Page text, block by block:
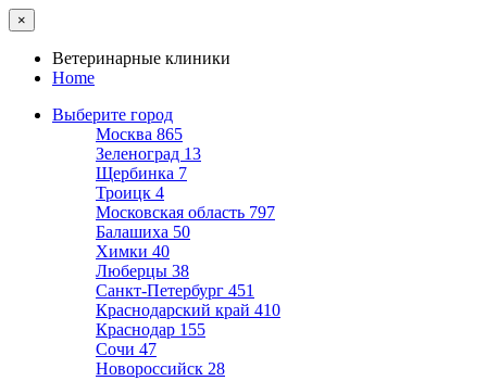
×
Ветеринарные клиники
Home
Выберите город
Москва 865
Зеленоград 13
Щербинка 7
Троицк 4
Московская область 797
Балашиха 50
Химки 40
Люберцы 38
Санкт-Петербург 451
Краснодарский край 410
Краснодар 155
Сочи 47
Новороссийск 28